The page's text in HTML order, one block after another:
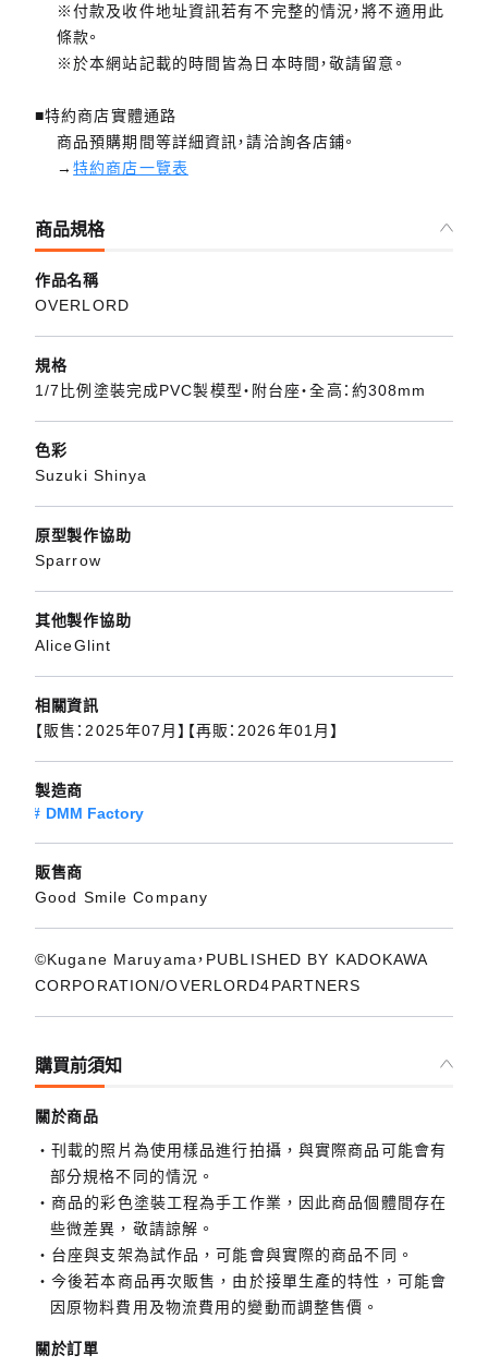
※付款及收件地址資訊若有不完整的情況，將不適用此
條款。
※於本網站記載的時間皆為日本時間，敬請留意。
■特約商店實體通路
商品預購期間等詳細資訊，請洽詢各店鋪。
→特約商店一覽表
商品規格
作品名稱
OVERLORD
規格
1/7比例塗裝完成PVC製模型・附台座・全高：約308mm
色彩
Suzuki Shinya
原型製作協助
Sparrow
其他製作協助
AliceGlint
相關資訊
【販售：2025年07月】【再販：2026年01月】
製造商
DMM Factory
販售商
Good Smile Company
©Kugane Maruyama，PUBLISHED BY KADOKAWA
CORPORATION/OVERLORD4PARTNERS
購買前須知
關於商品
刊載的照片為使用樣品進行拍攝，與實際商品可能會有
部分規格不同的情況。
商品的彩色塗裝工程為手工作業，因此商品個體間存在
些微差異，敬請諒解。
台座與支架為試作品，可能會與實際的商品不同。
今後若本商品再次販售，由於接單生產的特性，可能會
因原物料費用及物流費用的變動而調整售價。
關於訂單